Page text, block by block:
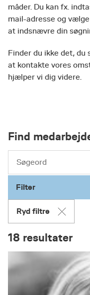
måder. Du kan fx.
mail-adresse og
at indsnævre din
Finder du ikke det, du
at kontakte vores
hjælper vi dig videre.
Find
Filter
Ryd filtre
18 resultater